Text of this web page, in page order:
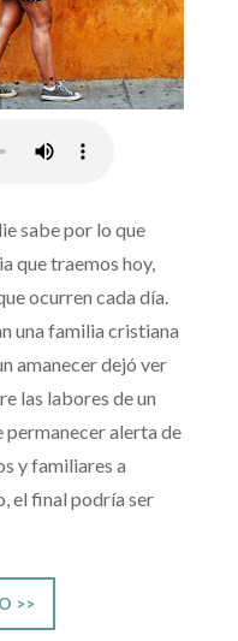
sabe por lo que
que traemos hoy,
ocurren cada día.
una familia cristiana
amanecer dejó ver
las labores de un
permanecer alerta de
y familiares a
el final podría ser
>>